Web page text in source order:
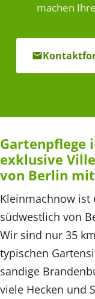
machen
Gartenpflege
exklusive
von Berlin
Kleinmachnow ist
südwestlich von
Wir sind nur 35
typischen
sandige
viele Hecken und